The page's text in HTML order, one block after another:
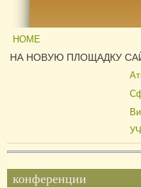
HOME
НА НОВУЮ ПЛОЩАДКУ
конференции